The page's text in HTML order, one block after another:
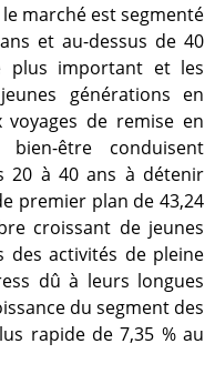
marché est segmenté
et au-dessus de 40
plus important et les
générations en
de remise en
être conduisent
20 à 40 ans à détenir
premier plan de 43,24
croissant de jeunes
des activités de pleine
dû à leurs longues
du segment des
rapide de 7,35 % au